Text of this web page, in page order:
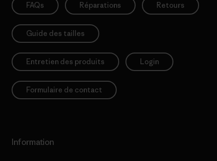
FAQs Réparations Retours
Guide des tailles
Entretien des produits Login
Formulaire de contact
Information